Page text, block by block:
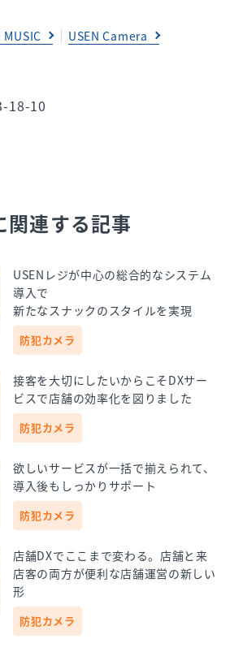
MUSIC USEN Camera
18-10
関連する記事
USENレジが中心の総合的なシステム
導入で
新たなスナックのスタイルを実現
防犯カメラ
接客を大切にしたいからこそDXサー
ビスで店舗の効率化を図りました
防犯カメラ
欲しいサービスが一括で揃えられて、
導入後もしっかりサポート
防犯カメラ
店舗DXでここまで変わる。店舗と来
店客の両方が便利な店舗運営の新しい
形
防犯カメラ